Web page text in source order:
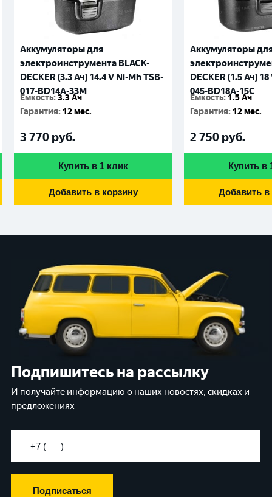
Аккумуляторы для
электроинструмента BLACK-
DECKER (3.3 Ач) 14.4 V Ni-Mh TSB-
017-BD14A-33M
Емкость:3.3 Ач
Гарантия: 12 мес.
3 770 руб.
Купить в 1 клик
Добавить в корзину
Аккумуляторы
DECKER (1.5 Ач)
045-BD18A-15C
Емкость:1.5 Ач
Гарантия: 12 мес.
2 750 руб.
Купить в
Добавить в
Подпишитесь на рассылку
И получайте информацию о наших новостях, скидках и
предложениях
Подписаться